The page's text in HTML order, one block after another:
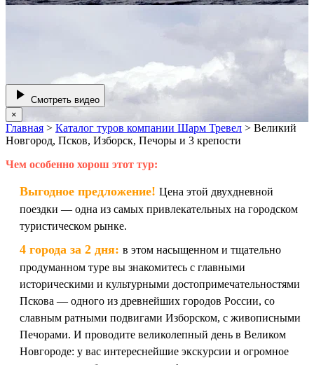
Смотреть видео
×
Главная > Каталог туров компании Шарм Тревел > Великий
Новгород, Псков, Изборск, Печоры и 3 крепости
Чем особенно хорош этот тур:
Выгодное предложение! Цена этой двухдневной
поездки — одна из самых привлекательных на городском
туристическом рынке.
4 города за 2 дня: в этом насыщенном и тщательно
продуманном туре вы знакомитесь с главными
историческими и культурными достопримечательностями
Пскова — одного из древнейших городов России, со
славным ратными подвигами Изборском, с живописными
Печорами. И проводите великолепный день в Великом
Новгороде: у вас интереснейшие экскурсии и огромное